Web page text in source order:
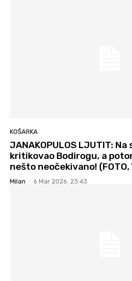
KOŠARKA
JANAKOPULOS LJUTIT: Na
kritikovao Bodirogu, a
nešto neočekivano! (FOTO,
Milan - 6 Mar 2026. 23:43